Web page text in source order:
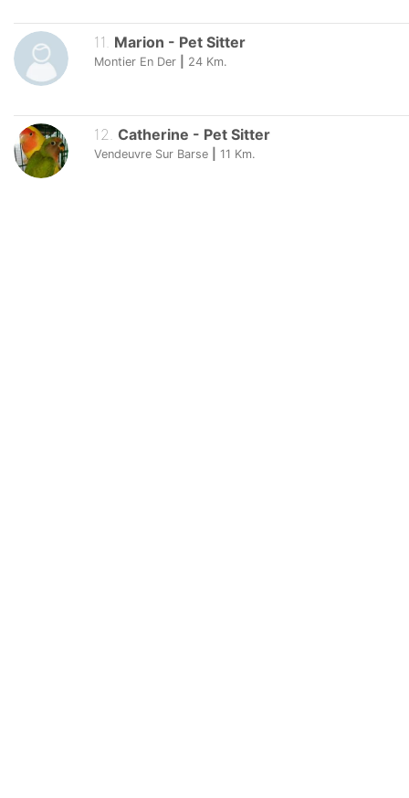
11 Marion - Pet Sitter
Montier En Der 24 Km.
12. Catherine - Pet Sitter
Vendeuvre Sur Barse 11 Km.